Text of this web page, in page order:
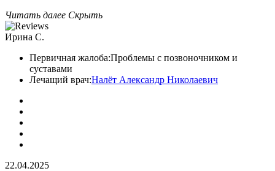
Читать далее Скрыть
Ирина С.
Первичная жалоба:Проблемы с позвоночником и
суставами
Лечащий врач:Налёт Александр Николаевич
22.04.2025